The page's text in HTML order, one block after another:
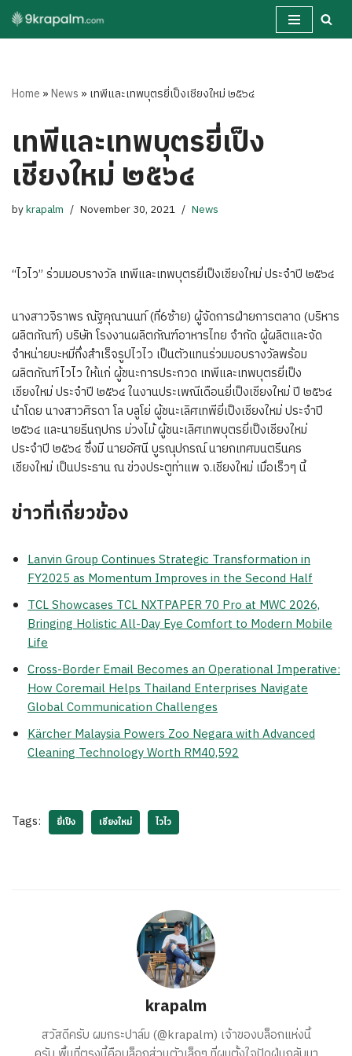
Skip
Home »News » เทพีและเทพบุตรยี่เป็งเชียงใหม่ ๒๕๖๔
เทพีและเทพบุตรยี่เป็ง
เชียงใหม่ ๒๕๖๔
bykrapalm November 30, 2021 News
“ไวไว” ร่วมมอบรางวัล เทพีและเทพบุตรยี่เป็งเชียงใหม่ ประจำปี ๒๕๖๔
นางสาวจิราพร ณัฐคุณานนท์ (ที่6ซ้าย) ผู้จัดการฝ่ายการตลาด (บริหาร
ผลิตภัณฑ์) บริษัท โรงงานผลิตภัณฑ์อาหารไทย จำกัด ผู้ผลิตและจัด
จำหน่ายบะหมี่กึ่งสำเร็จรูปไวไว เป็นตัวแทนร่วมมอบรางวัลพร้อม
ผลิตภัณฑ์ไวไว ให้แก่ ผู้ชนะการประกวด เทพีและเทพบุตรยี่เป็ง
เชียงใหม่ ประจำปี ๒๕๖๔ ในงานประเพณีเดือนยี่เป็งเชียงใหม่ ปี ๒๕๖๔
นำโดย นางสาวศิรดา โล บลูโย่ ผู้ชนะเลิศเทพียี่เป็งเชียงใหม่ ประจำปี
๒๕๖๔ และนายธีนฤปกร ม่วงไม้ ผู้ชนะเลิศเทพบุตรยี่เป็งเชียงใหม่
ประจำปี ๒๕๖๔ ซึ่งมี นายอัศนี บูรณุปกรณ์ นายกเทศมนตรีนคร
เชียงใหม่ เป็นประธาน ณ ข่วงประตูท่าแพ จ.เชียงใหม่ เมื่อเร็วๆ นี้
ข่าวที่เกี่ยวข้อง
Lanvin Group Continues Strategic Transformation in
FY2025 as Momentum Improves in the Second Half
TCL Showcases TCL NXTPAPER 70 Pro at MWC 2026,
Bringing Holistic All-Day Eye Comfort to Modern Mobile
Life
Cross-Border Email Becomes an Operational Imperative:
How Coremail Helps Thailand Enterprises Navigate
Global Communication Challenges
Kärcher Malaysia Powers Zoo Negara with Advanced
Cleaning Technology Worth RM40,592
Tags: ยี่เป็ง เชียงใหม่ ไวไว
krapalm
สวัสดีครับ ผมกระปาล์ม (@krapalm) เจ้าของบล็อกแห่งนี้